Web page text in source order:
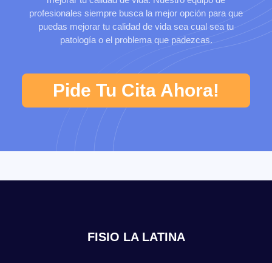
profesionales siempre busca la mejor opción para que
puedas mejorar tu calidad de vida sea cual sea tu
patología o el problema que padezcas.
Pide Tu Cita Ahora!
FISIO LA LATINA